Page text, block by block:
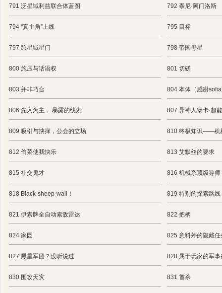
791 泛星域利益联合体蓝图 792 泰尼·阿门洛斯
794 “真主角”上线 795 目标
797 跨星域星门 798 帝国母星
800 施压与话语权 801 切磋
803 并非巧合 804 本体（感谢
806 先入为主， 暴露的线索 807 异神人物卡·超
809 吸引与抉择，公会的立场 810 终极知识——机
812 偷菜使我快乐 813 艾默丝的要求
815 社交鬼才 816 机械系顶级导师
818 Black-sheep-wall！ 819 特别的探索路线
821 伊索牌全自动索敌雷达 822 把柄
824 家园 825 意料外的隐藏任
827 黑星军团？没听说过 828 属于玩家的军事
830 围攻天灾 831 首杀